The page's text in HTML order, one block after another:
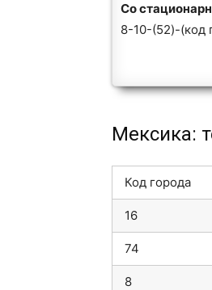
Со
8-10-(52)-(код
Мексика:
Код города
16
74
8